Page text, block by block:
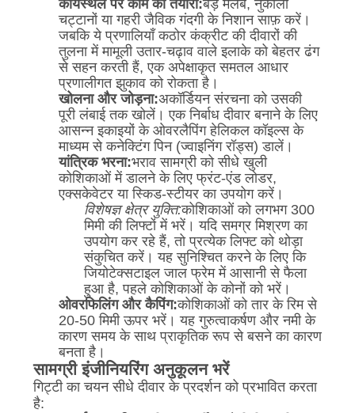
कार्यस्थल पर काम की तैयारी:बड़े मलबे, नुकीली
चट्टानों या गहरी जैविक गंदगी के निशान साफ़ करें।
जबकि ये प्रणालियाँ कठोर कंक्रीट की दीवारों की
तुलना में मामूली उतार-चढ़ाव वाले इलाके को बेहतर ढंग
से सहन करती हैं, एक अपेक्षाकृत समतल आधार
प्रणालीगत झुकाव को रोकता है।
खोलना और जोड़ना:अकॉर्डियन संरचना को उसकी
पूरी लंबाई तक खोलें। एक निर्बाध दीवार बनाने के लिए
आसन्न इकाइयों के ओवरलैपिंग हेलिकल कॉइल्स के
माध्यम से कनेक्टिंग पिन (ज्वाइनिंग रॉड्स) डालें।
यांत्रिक भरना:भराव सामग्री को सीधे खुली
कोशिकाओं में डालने के लिए फ्रंट-एंड लोडर,
एक्सकेवेटर या स्किड-स्टीयर का उपयोग करें।
विशेषज्ञ क्षेत्र युक्ति:कोशिकाओं को लगभग 300
मिमी की लिफ्टों में भरें। यदि समग्र मिश्रण का
उपयोग कर रहे हैं, तो प्रत्येक लिफ्ट को थोड़ा
संकुचित करें। यह सुनिश्चित करने के लिए कि
जियोटेक्सटाइल जाल फ्रेम में आसानी से फैला
हुआ है, पहले कोशिकाओं के कोनों को भरें।
ओवरफिलिंग और कैपिंग:कोशिकाओं को तार के रिम से
20-50 मिमी ऊपर भरें। यह गुरुत्वाकर्षण और नमी के
कारण समय के साथ प्राकृतिक रूप से बसने का कारण
बनता है।
सामग्री इंजीनियरिंग अनुकूलन भरें
गिट्टी का चयन सीधे दीवार के प्रदर्शन को प्रभावित करता
है: